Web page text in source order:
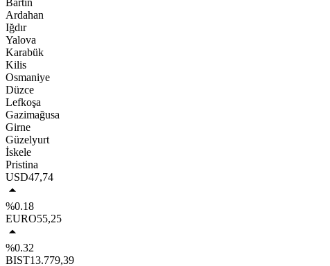
Bartın
Ardahan
Iğdır
Yalova
Karabük
Kilis
Osmaniye
Düzce
Lefkoşa
Gazimağusa
Girne
Güzelyurt
İskele
Pristina
USD47,74
%0.18
EURO55,25
%0.32
BIST13.779,39